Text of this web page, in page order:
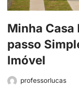
Minha Casa
passo
Imóvel
professorlucas